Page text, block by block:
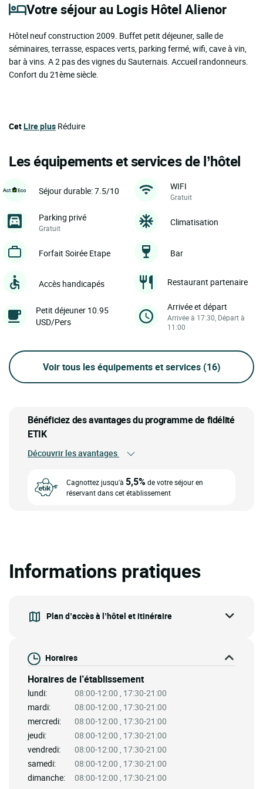
Votre séjour au Logis Hôtel Alienor
Hôtel neuf construction 2009. Buffet petit déjeuner, salle de
séminaires, terrasse, espaces verts, parking fermé, wifi, cave à vin,
bar à vins. A 2 pas des vignes du Sauternais. Accueil randonneurs.
Confort du 21ème siècle.
CetLire plus Réduire
Les équipements et services de l’hôtel
Séjour durable: 7.5/10 WIFI
Gratuit
Parking privé
Gratuit
Climatisation
Forfait Soirée Etape Bar
Accès handicapés Restaurant partenaire
Petit déjeuner 10.95
USD/Pers
Arrivée et départ
Arrivée à 17:30, Départ à
11:00
Voir tous les équipements et services (16)
Bénéficiez des avantages du programme de fidélité
ETIK
Découvrir les avantages
Cagnottez jusqu'à 5,5%de votre séjour en
réservant dans cet établissement
Informations pratiques
Plan d’accès à l’hôtel et itinéraire
Horaires
Horaires de l’établissement
lundi:
08:00-12:00 , 17:30-21:00
mardi:
08:00-12:00 , 17:30-21:00
mercredi:
08:00-12:00 , 17:30-21:00
jeudi:
08:00-12:00 , 17:30-21:00
vendredi:
08:00-12:00 , 17:30-21:00
samedi:
08:00-12:00 , 17:30-21:00
dimanche:
08:00-12:00 , 17:30-21:00